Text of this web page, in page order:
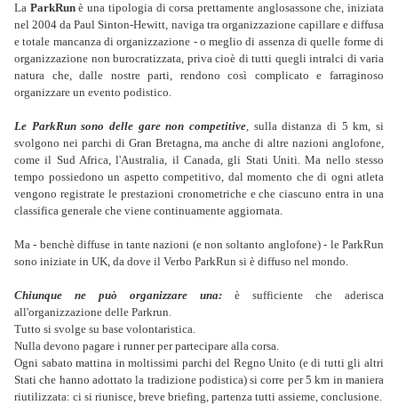
La ParkRunè una tipologia di corsa prettamente anglosassone che, iniziata
nel 2004 da Paul Sinton-Hewitt, naviga tra organizzazione capillare e diffusa
e totale mancanza di organizzazione - o meglio di assenza di quelle forme di
organizzazione non burocratizzata, priva cioè di tutti quegli intralci di varia
natura che, dalle nostre parti, rendono così complicato e farraginoso
organizzare un evento podistico.
Le ParkRun sono delle gare non competitive, sulla distanza di 5 km, si
svolgono nei parchi di Gran Bretagna, ma anche di altre nazioni anglofone,
come il Sud Africa, l'Australia, il Canada, gli Stati Uniti. Ma nello stesso
tempo possiedono un aspetto competitivo, dal momento che di ogni atleta
vengono registrate le prestazioni cronometriche e che ciascuno entra in una
classifica generale che viene continuamente aggiornata.
Ma - benchè diffuse in tante nazioni (e non soltanto anglofone) - le ParkRun
sono iniziate in UK, da dove il Verbo ParkRun si è diffuso nel mondo.
Chiunque ne può organizzare una: è sufficiente che aderisca
all'organizzazione delle Parkrun.
Tutto si svolge su base volontaristica.
Nulla devono pagare i runner per partecipare alla corsa.
Ogni sabato mattina in moltissimi parchi del Regno Unito (e di tutti gli altri
Stati che hanno adottato la tradizione podistica) si corre per 5 km in maniera
riutilizzata: ci si riunisce, breve briefing, partenza tutti assieme, conclusione.